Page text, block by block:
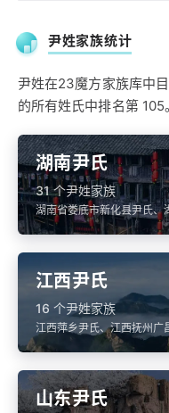
尹姓家族统计
尹姓在23魔方家族库中
的所有姓氏中排名第 105
湖南尹氏
31 个尹姓家族
湖南省娄底市新化县尹氏、
氏、湖南长沙尹氏、湖南邵
江西尹氏
16 个尹姓家族
江西萍乡尹氏、江西抚州广
金尹氏、江西赣州石城尹氏
山东尹氏